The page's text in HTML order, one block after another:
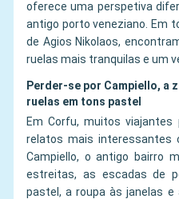
oferece uma perspetiva
antigo porto veneziano. Em
de Agios Nikolaos,
ruelas mais tranquilas e um
Perder-se por Campiello, a
ruelas em tons pastel
Em Corfu, muitos
relatos mais interessantes
Campiello, o antigo bairro
estreitas, as escadas de
pastel, a roupa às janelas e